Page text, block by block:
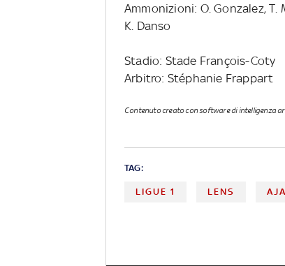
Ammonizioni: O. Gonzalez, T.
K. Danso
Stadio: Stade François-Coty
Arbitro: Stéphanie Frappart
Contenuto creato con software di intelligenza
TAG:
LIGUE 1 LENS